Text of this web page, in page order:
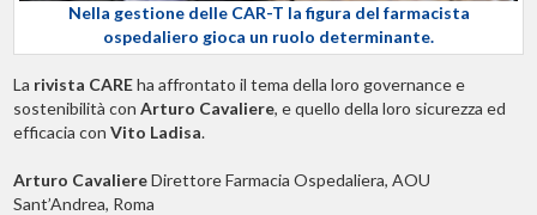
Nella gestione delle CAR-T la figura del farmacista
ospedaliero gioca un ruolo determinante.
La rivista CAREha affrontato il tema della loro governance e
sostenibilità con Arturo Cavaliere, e quello della loro sicurezza ed
efficacia con Vito Ladisa.
Arturo CavaliereDirettore Farmacia Ospedaliera, AOU
Sant’Andrea, Roma